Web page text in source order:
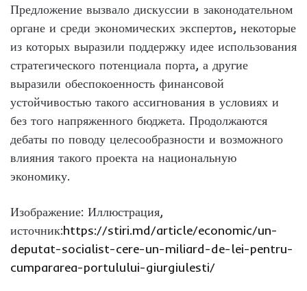
Предложение вызвало дискуссии в законодательном
органе и среди экономических экспертов, некоторые
из которых выразили поддержку идее использования
стратегического потенциала порта, а другие
выразили обеспокоенность финансовой
устойчивостью такого ассигнования в условиях и
без того напряженного бюджета. Продолжаются
дебаты по поводу целесообразности и возможного
влияния такого проекта на национальную
экономику.
Изображение: Иллюстрация,
источник:https://stiri.md/article/economic/un-
deputat-socialist-cere-un-miliard-de-lei-pentru-
cumpararea-portulului-giurgiulesti/